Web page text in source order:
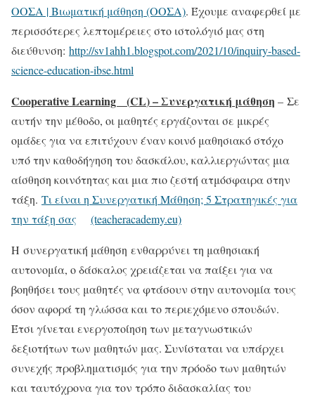
ΟΟΣΑ | Βιωματική μάθηση (ΟΟΣΑ). Έχουμε αναφερθεί με
περισσότερες λεπτομέρειες στο ιστολόγιό μας στη
διεύθυνση: http://sv1ahh1.blogspot.com/2021/10/inquiry-based-
science-education-ibse.html
Cooperative Learning (CL) – Συνεργατική μάθηση – Σε
αυτήν την μέθοδο, οι μαθητές εργάζονται σε μικρές
ομάδες για να επιτύχουν έναν κοινό μαθησιακό στόχο
υπό την καθοδήγηση του δασκάλου, καλλιεργώντας μια
αίσθηση κοινότητας και μια πιο ζεστή ατμόσφαιρα στην
τάξη. Τι είναι η Συνεργατική Μάθηση; 5 Στρατηγικές για
την τάξη σας
(teacheracademy.eu)
Η συνεργατική μάθηση ενθαρρύνει τη μαθησιακή
αυτονομία, ο δάσκαλος χρειάζεται να παίξει για να
βοηθήσει τους μαθητές να φτάσουν στην αυτονομία τους
όσον αφορά τη γλώσσα και το περιεχόμενο σπουδών.
Έτσι γίνεται ενεργοποίηση των μεταγνωστικών
δεξιοτήτων των μαθητών μας. Συνίσταται να υπάρχει
συνεχής προβληματισμός για την πρόοδο των μαθητών
και ταυτόχρονα για τον τρόπο διδασκαλίας του